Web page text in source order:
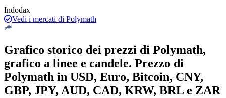
Indodax
Vedi i mercati di Polymath
Grafico storico dei prezzi di Polymath,
grafico a linee e candele. Prezzo di
Polymath in USD, Euro, Bitcoin, CNY,
GBP, JPY, AUD, CAD, KRW, BRL e ZAR